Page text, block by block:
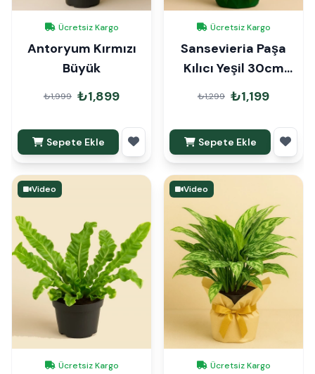
Ücretsiz Kargo
Antoryum Kırmızı
Büyük
₺1,999 ₺1,899
Sepete Ekle
Ücretsiz Kargo
Sansevieria Paşa
Kılıcı Yeşil 30cm
Hediye Paketli
₺1,299 ₺1,199
Sepete Ekle
Video
Ücretsiz Kargo
Video
Ücretsiz Kargo